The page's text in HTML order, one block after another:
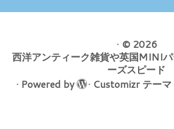
· © 2026
西洋アンティーク雑貨や英国MINI
ーズスピード
· Powered by · Customizr テーマ